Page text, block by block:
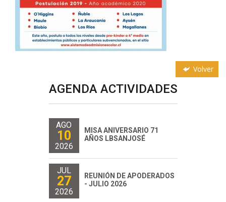
Volver
AGENDA ACTIVIDADES
AGO
10
2026
MISA ANIVERSARIO 71
AÑOS LBSANJOSÉ
JUL
27
2026
REUNIÓN DE APODERADOS
- JULIO 2026